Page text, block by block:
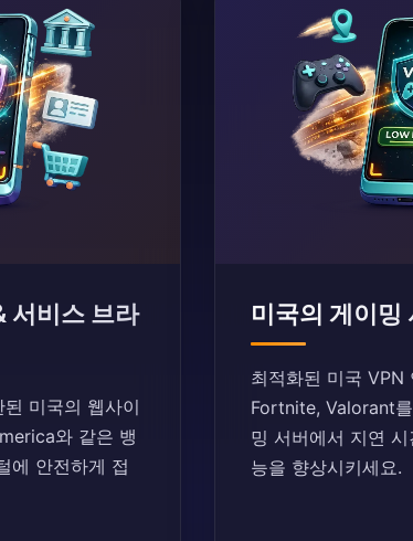
서비스 브라
미국의 웹사이
와 같은 뱅
에 안전하게 접
미국의 게이밍
최적화된 미국
Fortnite, Valorant
밍 서버에서 지연
능을 향상시키세요.